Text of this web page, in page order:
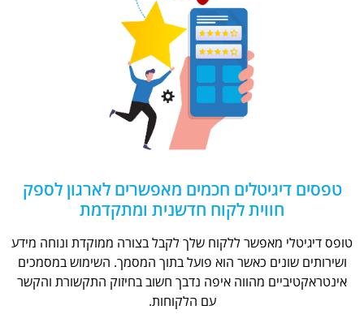
טפסים דיגיטלים חכמים מאפשרים לארגון לספק
חווית לקוח חדשנית ומתקדמת
טופס דיגיטלי מאפשר ללקוח שלך לקבל בצורה ממוקדת ונוחה מידע
ושירותים שונים כאשר הוא פועל בתוך המסמך. השימוש במסמכים
אינטראקטיביים מהווה איפה נדבך חשוב בחיזוק התקשורת והקשר
עם הלקוחות.